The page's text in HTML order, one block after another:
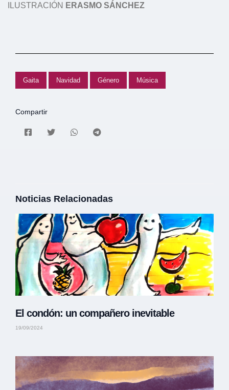
ILUSTRACIÓN ERASMO SÁNCHEZ
Gaita Navidad Género Música
Compartir
Noticias Relacionadas
El condón: un compañero inevitable
19/09/2024